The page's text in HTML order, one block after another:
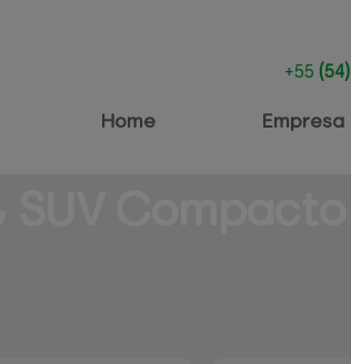
+55 (54)
Home Empresa